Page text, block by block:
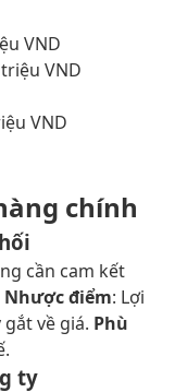
VND
VND
VND
chính
cần cam kết
Nhược điểm: Lợi
về giá. Phù
ty